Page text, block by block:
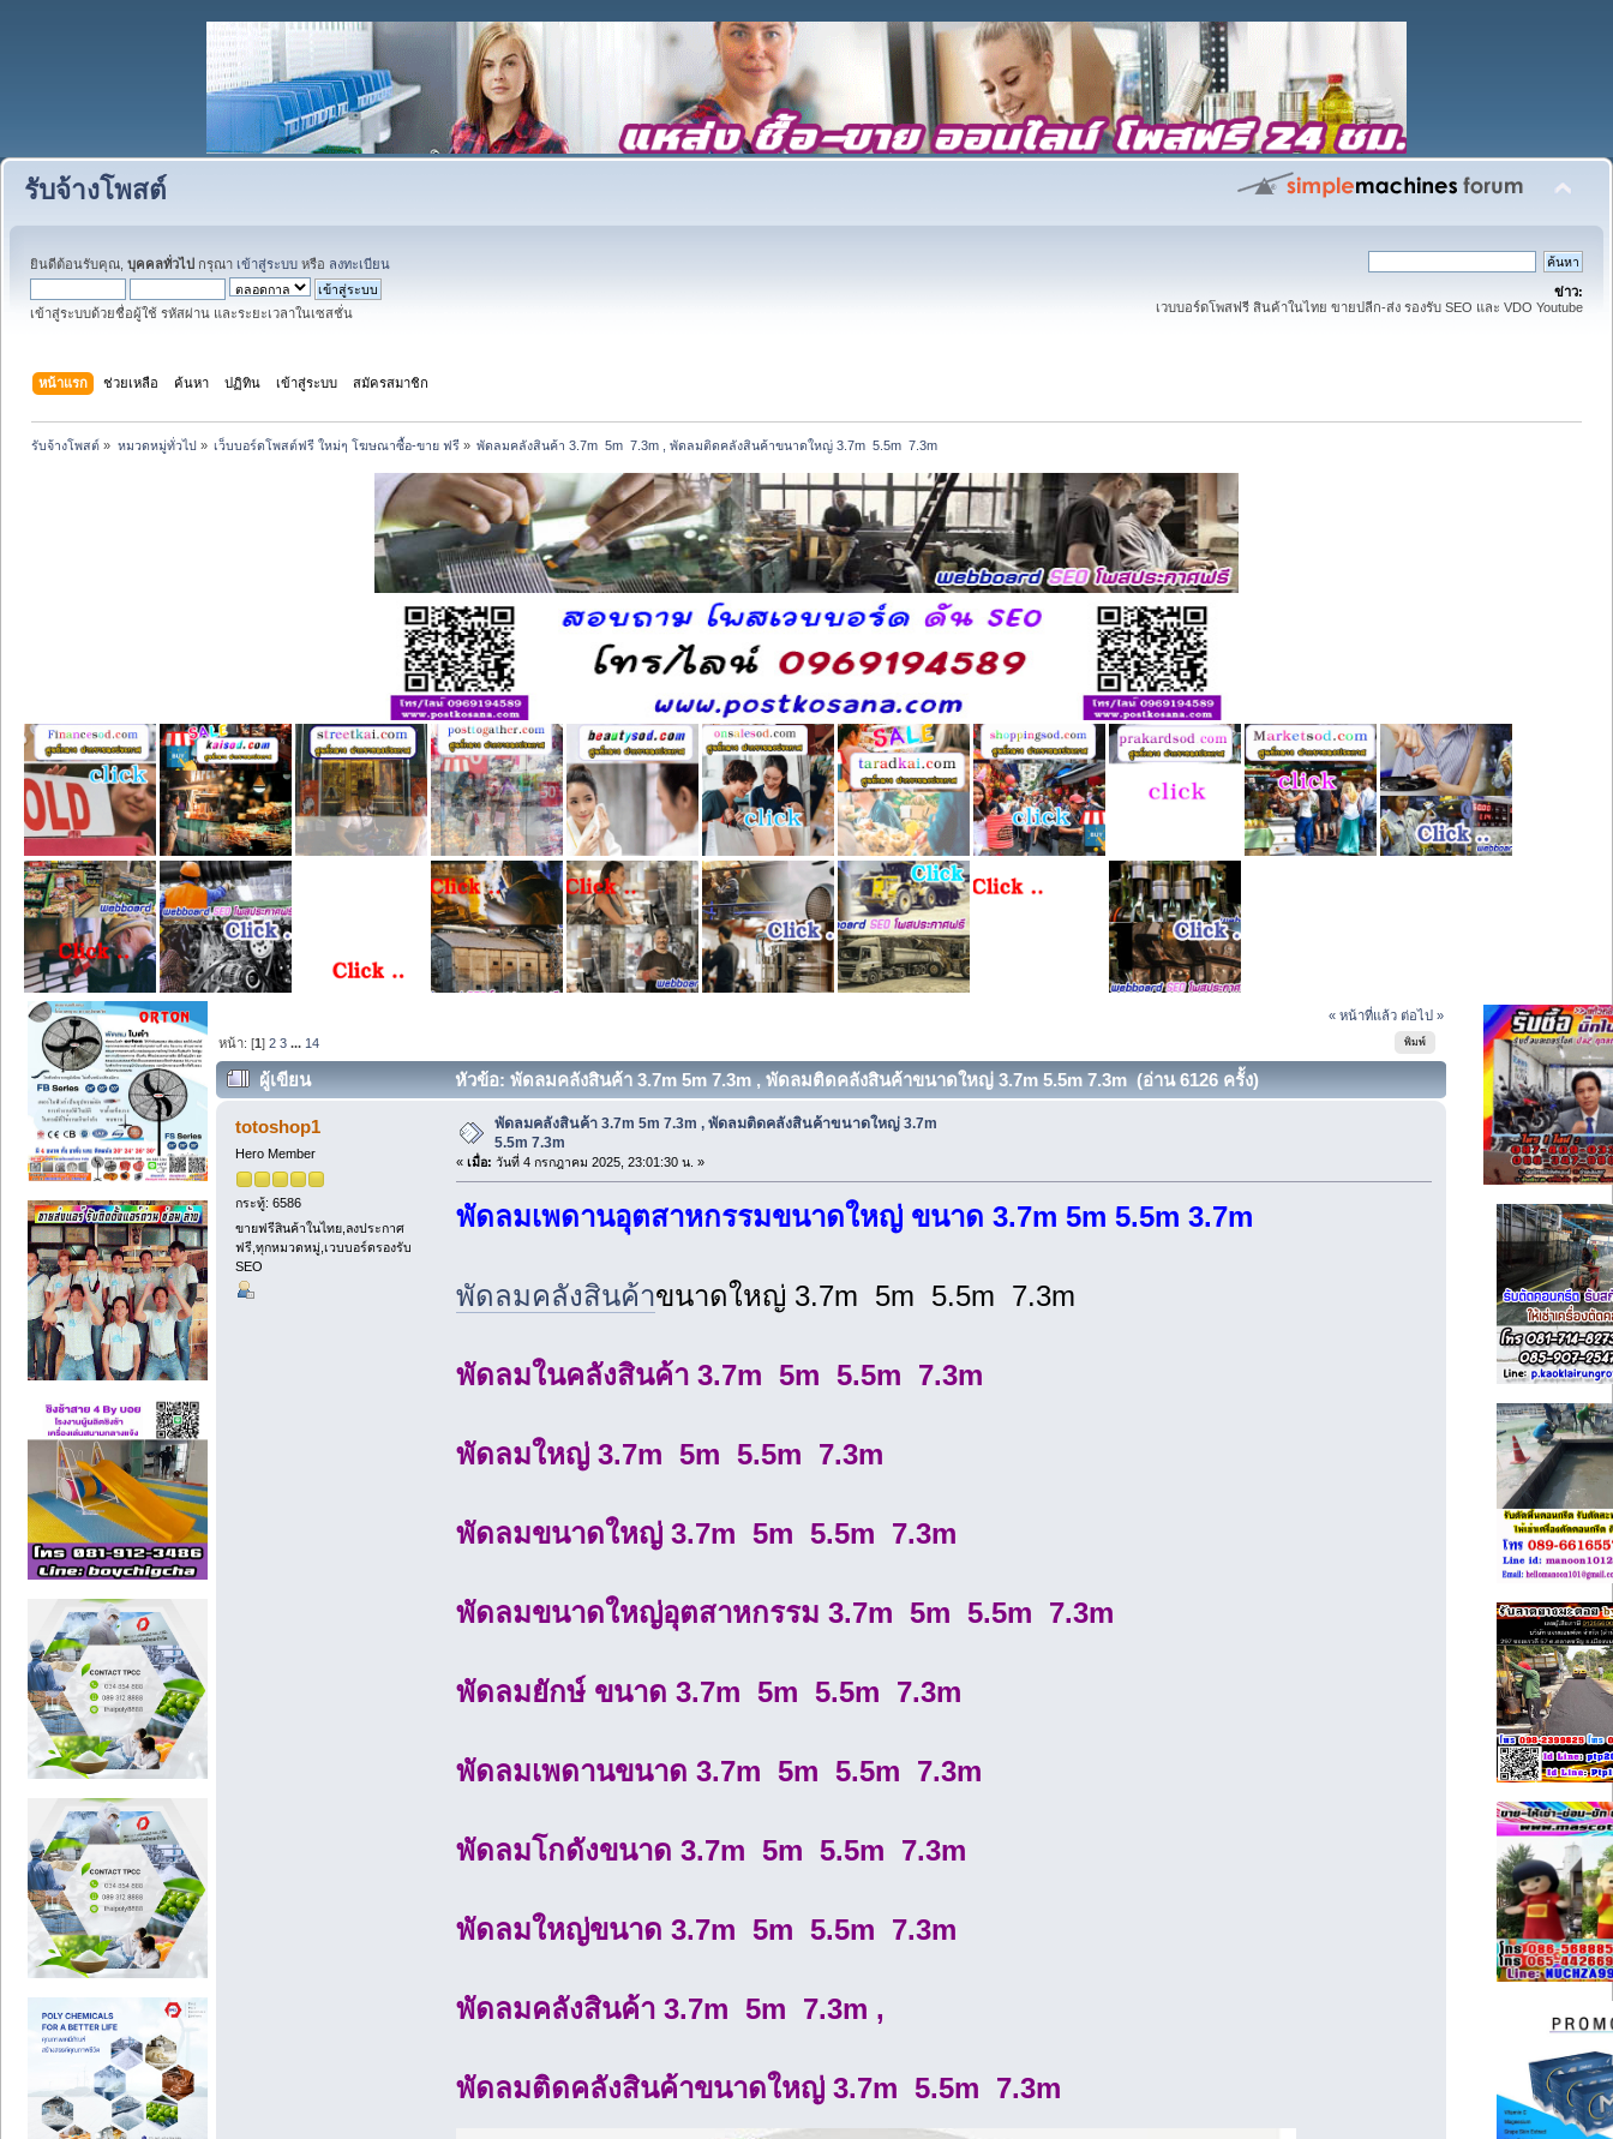
รับจ้างโพสต์
ยินดีต้อนรับคุณ, บุคคลทั่วไป กรุณา เข้าสู่ระบบ หรือ ลงทะเบียน
เข้าสู่ระบบด้วยชื่อผู้ใช้ รหัสผ่าน และระยะเวลาในเซสชั่น
ข่าว:
เวบบอร์ดโพสฟรี สินค้าในไทย ขายปลีก-ส่ง รองรับ SEO และ VDO Youtube
หน้าแรก ช่วยเหลือ ค้นหา ปฏิทิน เข้าสู่ระบบ สมัครสมาชิก
รับจ้างโพสต์ » หมวดหมู่ทั่วไป» เว็บบอร์ดโพสต์ฟรี ใหม่ๆ โฆษณาซื้อ-ขาย ฟรี» พัดลมคลังสินค้า 3.7m  5m  7.3m , พัดลมติดคลังสินค้าขนาดใหญ่ 3.7m  5.5m  7.3m
« หน้าที่แล้ว ต่อไป »
พิมพ์
หน้า: [1]2 3 ... 14
ผู้เขียน หัวข้อ: พัดลมคลังสินค้า 3.7m 5m 7.3m , พัดลมติดคลังสินค้าขนาดใหญ่ 3.7m 5.5m 7.3m (อ่าน 6126 ครั้ง)
totoshop1
Hero Member
กระทู้: 6586
ขายฟรีสินค้าในไทย,ลงประกาศ
ฟรี,ทุกหมวดหมู่,เวบบอร์ดรองรับ
SEO
พัดลมคลังสินค้า 3.7m 5m 7.3m , พัดลมติดคลังสินค้าขนาดใหญ่ 3.7m
5.5m 7.3m
« เมื่อ: วันที่ 4 กรกฎาคม 2025, 23:01:30 น. »
พัดลมเพดานอุตสาหกรรมขนาดใหญ่ ขนาด 3.7m 5m 5.5m 3.7m
พัดลมคลังสินค้าขนาดใหญ่ 3.7m 5m 5.5m 7.3m
พัดลมในคลังสินค้า 3.7m 5m 5.5m 7.3m
พัดลมใหญ่ 3.7m 5m 5.5m 7.3m
พัดลมขนาดใหญ่ 3.7m 5m 5.5m 7.3m
พัดลมขนาดใหญ่อุตสาหกรรม 3.7m 5m 5.5m 7.3m
พัดลมยักษ์ ขนาด 3.7m 5m 5.5m 7.3m
พัดลมเพดานขนาด 3.7m 5m 5.5m 7.3m
พัดลมโกดังขนาด 3.7m 5m 5.5m 7.3m
พัดลมใหญ่ขนาด 3.7m 5m 5.5m 7.3m
พัดลมคลังสินค้า 3.7m 5m 7.3m ,
พัดลมติดคลังสินค้าขนาดใหญ่ 3.7m 5.5m 7.3m